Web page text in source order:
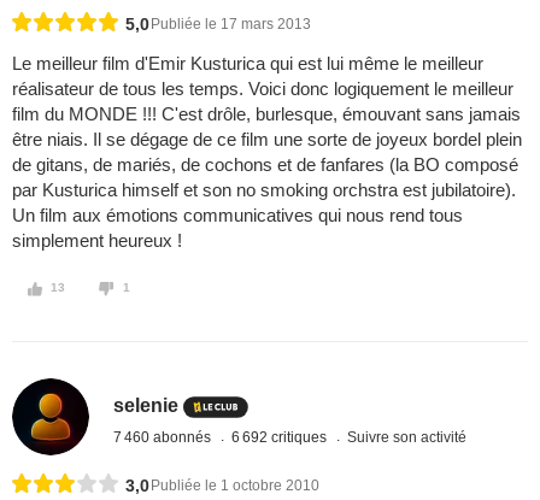
5,0 Publiée le 17 mars 2013
Le meilleur film d'Emir Kusturica qui est lui même le meilleur
réalisateur de tous les temps. Voici donc logiquement le meilleur
film du MONDE !!! C'est drôle, burlesque, émouvant sans jamais
être niais. Il se dégage de ce film une sorte de joyeux bordel plein
de gitans, de mariés, de cochons et de fanfares (la BO composé
par Kusturica himself et son no smoking orchstra est jubilatoire).
Un film aux émotions communicatives qui nous rend tous
simplement heureux !
13 1
selenie
7 460 abonnés 6 692 critiques Suivre son activité
3,0 Publiée le 1 octobre 2010